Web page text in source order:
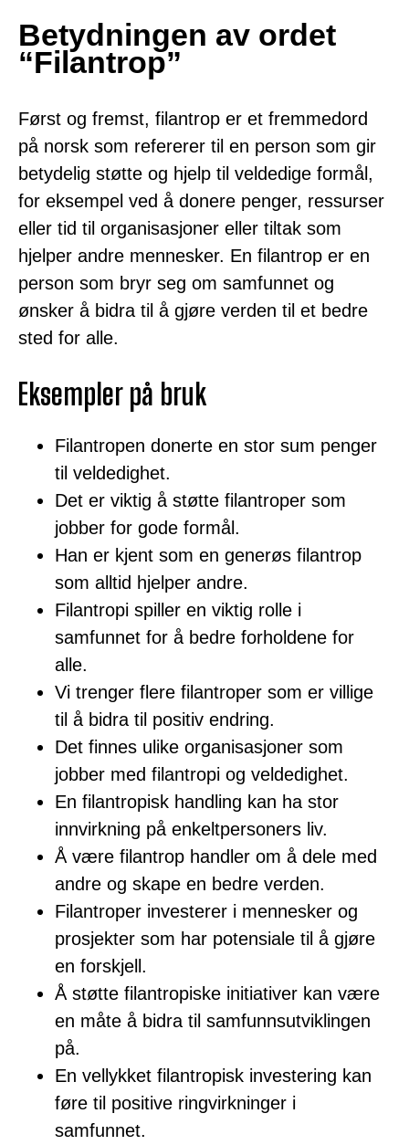
Betydningen av ordet
“Filantrop”
Først og fremst, filantrop er et fremmedord
på norsk som refererer til en person som gir
betydelig støtte og hjelp til veldedige formål,
for eksempel ved å donere penger, ressurser
eller tid til organisasjoner eller tiltak som
hjelper andre mennesker. En filantrop er en
person som bryr seg om samfunnet og
ønsker å bidra til å gjøre verden til et bedre
sted for alle.
Eksempler på bruk
Filantropen donerte en stor sum penger
til veldedighet.
Det er viktig å støtte filantroper som
jobber for gode formål.
Han er kjent som en generøs filantrop
som alltid hjelper andre.
Filantropi spiller en viktig rolle i
samfunnet for å bedre forholdene for
alle.
Vi trenger flere filantroper som er villige
til å bidra til positiv endring.
Det finnes ulike organisasjoner som
jobber med filantropi og veldedighet.
En filantropisk handling kan ha stor
innvirkning på enkeltpersoners liv.
Å være filantrop handler om å dele med
andre og skape en bedre verden.
Filantroper investerer i mennesker og
prosjekter som har potensiale til å gjøre
en forskjell.
Å støtte filantropiske initiativer kan være
en måte å bidra til samfunnsutviklingen
på.
En vellykket filantropisk investering kan
føre til positive ringvirkninger i
samfunnet.